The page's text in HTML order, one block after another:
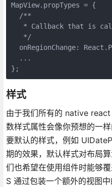
MapView.propTypes = {
  /**
* Callback that is
   */
onRegionChange:
  ...
样式
由于我们所有的 native
数样式属性会像你预想的一
要默认的样式，例如
期的效果，默认样式对布局
们也希望在使用组件时能够
S 通过包装一个额外的视图